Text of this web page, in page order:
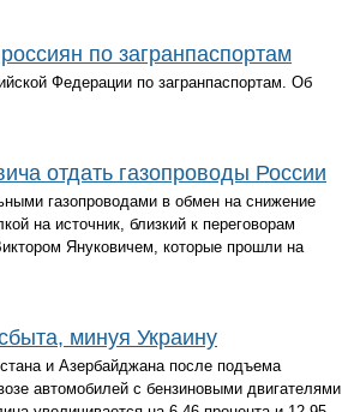
по загранпаспортам
Федерации по загранпаспортам. Об
отдать газопроводы России
газопроводами в обмен на снижение
на источник, близкий к переговорам
Януковичем, которые прошли на
минуя Украину
и Азербайджана после подъема
автомобилей с бензиновыми двигателями